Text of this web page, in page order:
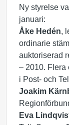
Ny styrelse
januari:
Åke Hedén,
ordinarie
auktoriserad
– 2010. Flera
i Post- och
Joakim
Eva